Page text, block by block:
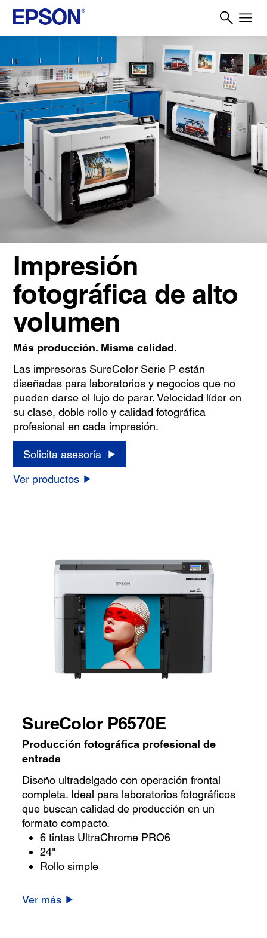
Impresión
fotográfica de alto
volumen
Más producción. Misma calidad.
Las impresoras SureColor Serie P están
diseñadas para laboratorios y negocios que no
pueden darse el lujo de parar. Velocidad líder en
su clase, doble rollo y calidad fotográfica
profesional en cada impresión.
Solicita asesoría
Ver productos
SureColor P6570E
Producción fotográfica profesional de
entrada
Diseño ultradelgado con operación frontal
completa. Ideal para laboratorios fotográficos
que buscan calidad de producción en un
formato compacto.
6 tintas UltraChrome PRO6
24"
Rollo simple
Ver más